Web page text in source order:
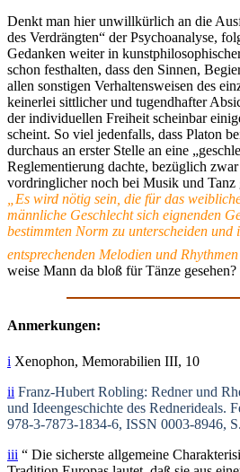
Denkt man hier unwillkürlich an die
des Verdrängten“ der Psychoanalyse,
Gedanken weiter in
schon festhalten, dass den Sinnen,
allen sonstigen Verhaltensweisen des
keinerlei sittlicher und tugendhafter
der individuellen Freiheit scheinbar
scheint. So viel jedenfalls, dass Platon
durchaus an erster Stelle an eine
Reglementierung dachte, bezüglich
vordringlicher noch bei Musik und Tanz
„Es wird nötig sein, die für das
männliche Geschlecht sich eignenden
bestimmten Norm zu unterscheiden und
entsprechenden Melodien und
weise Mann da bloß für Tänze gesehen?
Anmerkungen:
i Xenophon, Memorabilien III, 10
ii Franz-Hubert Robling: Redner und
und Ideengeschichte des Rednerideals.
978-3-7873-1834-6, ISSN 0003-8946,
iii “ Die sicherste allgemeine